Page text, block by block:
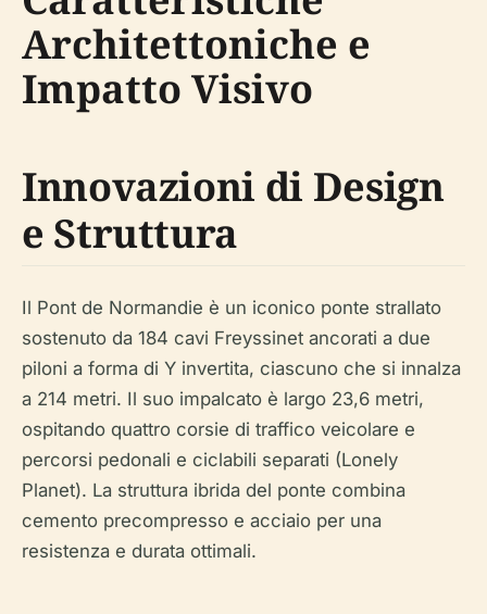
Architettoniche e
Impatto Visivo
Innovazioni di Design
e Struttura
Il Pont de Normandie è un iconico ponte strallato
sostenuto da 184 cavi Freyssinet ancorati a due
piloni a forma di Y invertita, ciascuno che si innalza
a 214 metri. Il suo impalcato è largo 23,6 metri,
ospitando quattro corsie di traffico veicolare e
percorsi pedonali e ciclabili separati (Lonely
Planet). La struttura ibrida del ponte combina
cemento precompresso e acciaio per una
resistenza e durata ottimali.